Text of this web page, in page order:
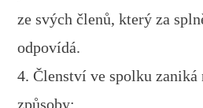
ze svých členů, který za
odpovídá.
4. Členství ve spolku
způsoby: